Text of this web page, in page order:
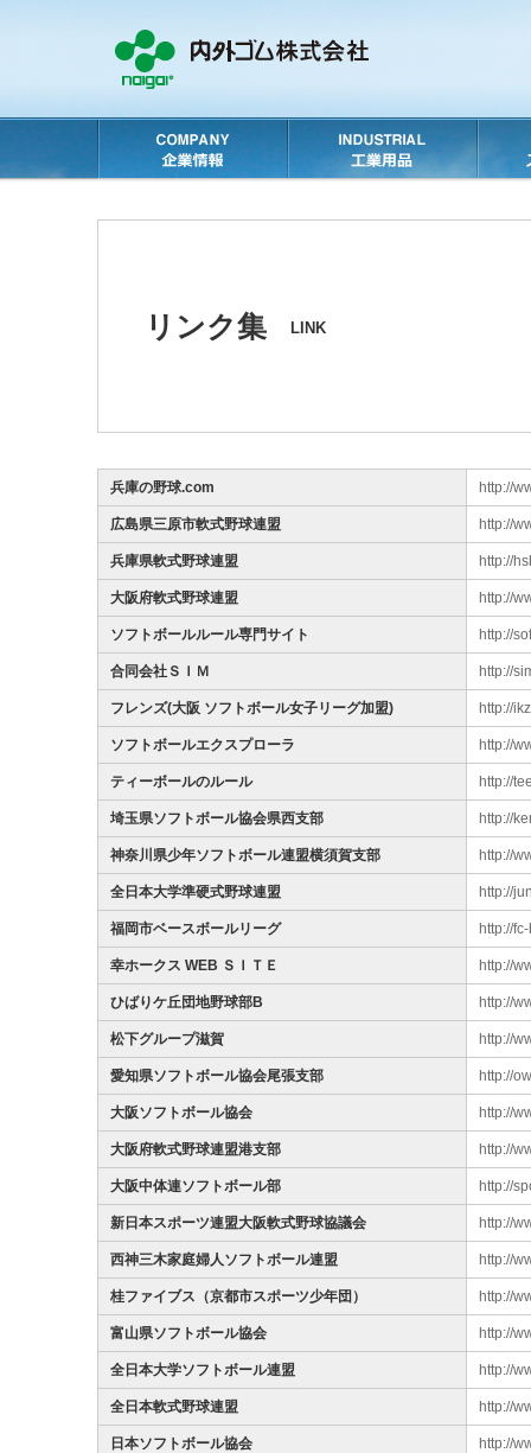
リンク集 LINK
兵庫の野球.com http://
広島県三原市軟式野球連盟 http://
兵庫県軟式野球連盟 http://
大阪府軟式野球連盟 http://
ソフトボールルール専門サイト http://
合同会社ＳＩＭ http://
フレンズ(大阪 ソフトボール女子リーグ加盟) http://
ソフトボールエクスプローラ http://
ティーボールのルール http://
埼玉県ソフトボール協会県西支部 http://
神奈川県少年ソフトボール連盟横須賀支部 http://
全日本大学準硬式野球連盟 http://
福岡市ベースボールリーグ http://
幸ホークス WEB ＳＩＴＥ http://
ひばりケ丘団地野球部B http://
松下グループ滋賀 http://
愛知県ソフトボール協会尾張支部 http://
大阪ソフトボール協会 http://
大阪府軟式野球連盟港支部 http://
大阪中体連ソフトボール部 http://
新日本スポーツ連盟大阪軟式野球協議会 http://
西神三木家庭婦人ソフトボール連盟 http://
桂ファイブス（京都市スポーツ少年団） http://
富山県ソフトボール協会 http://
全日本大学ソフトボール連盟 http://
全日本軟式野球連盟 http://
日本ソフトボール協会 http://